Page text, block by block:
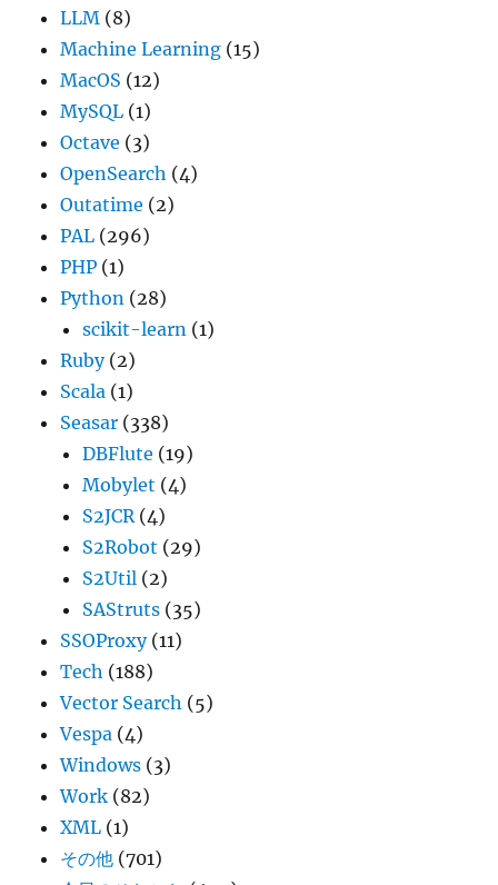
LLM (8)
Machine Learning (15)
MacOS (12)
MySQL (1)
Octave (3)
OpenSearch (4)
Outatime (2)
PAL (296)
PHP (1)
Python (28)
scikit-learn (1)
Ruby(2)
Scala (1)
Seasar (338)
DBFlute (19)
Mobylet (4)
S2JCR(4)
S2Robot (29)
S2Util (2)
SAStruts (35)
SSOProxy(11)
Tech (188)
Vector Search (5)
Vespa (4)
Windows (3)
Work (82)
XML (1)
その他 (701)